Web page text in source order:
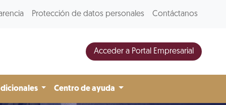
Protección de datos personales Contáctanos
Acceder a Portal Empresarial
Centro de ayuda